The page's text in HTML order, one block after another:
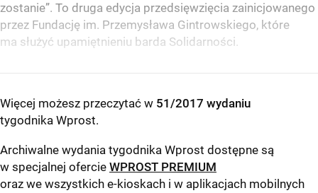
zostanie”. To druga edycja przedsięwzięcia zainicjowanego
przez Fundację im. Przemysława Gintrowskiego, które
ma służyć upamiętnieniu barda Solidarności.
Więcej możesz przeczytać w 51/2017 wydaniu
tygodnika Wprost.
Archiwalne wydania tygodnika Wprost dostępne są
w specjalnej ofercie WPROST PREMIUM
oraz we wszystkich e-kioskach i w aplikacjach mobilnych